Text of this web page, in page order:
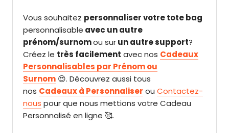
Vous souhaitez personnaliser votre tote bag
personnalisable avec un autre
prénom/surnomou surun autre support?
Créez le très facilement avec nos Cadeaux
Personnalisables par Prénom ou
Surnom 😍. Découvrez aussi tous
nos Cadeaux à Personnaliser ou Contactez-
nous pour que nous mettions votre Cadeau
Personnalisé en ligne 🥰.